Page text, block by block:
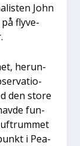
John
på fly­ve­
her­un­
den sto­re
fun­
i Pea­